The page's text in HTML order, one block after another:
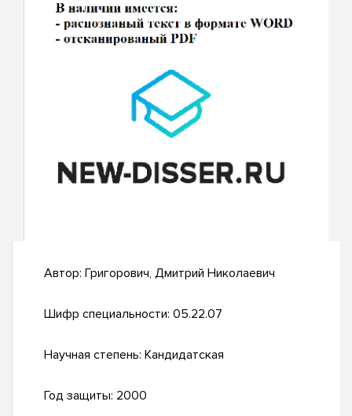
Автор: Григорович, Дмитрий Николаевич
Шифр специальности: 05.22.07
Научная степень: Кандидатская
Год защиты: 2000